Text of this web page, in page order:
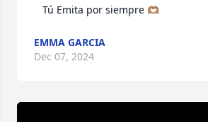
   Tú Emita por siempre 🫶🏽
EMMA GARCIA
Dec 07, 2024